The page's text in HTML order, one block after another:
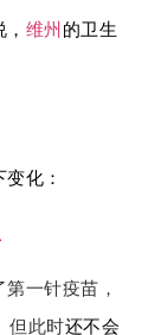
维州 的卫生
化：
一针疫苗，
但此时还不会